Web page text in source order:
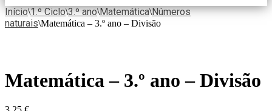
Início\1.º Ciclo\3.º ano\Matemática\Números
naturais\Matemática – 3.º ano – Divisão
Matemática – 3.º ano – Divisão